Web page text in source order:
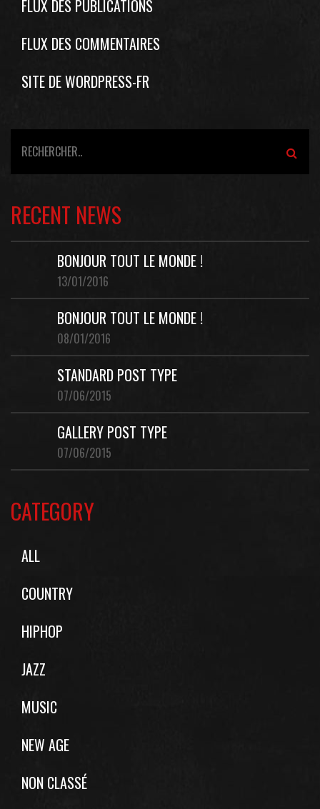
FLUX DES PUBLICATIONS
FLUX DES COMMENTAIRES
SITE DE WORDPRESS-FR
RECENT NEWS
BONJOUR TOUT LE MONDE !
13/01/2016
BONJOUR TOUT LE MONDE !
08/01/2016
STANDARD POST TYPE
07/06/2015
GALLERY POST TYPE
07/06/2015
CATEGORY
ALL
COUNTRY
HIPHOP
JAZZ
MUSIC
NEW AGE
NON CLASSÉ